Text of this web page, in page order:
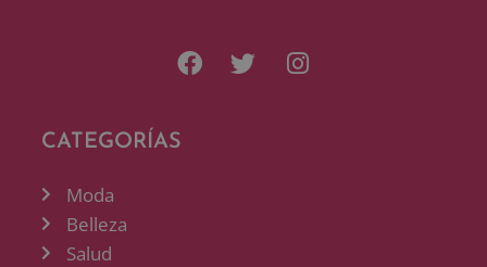
CATEGORÍAS
Moda
Belleza
Salud